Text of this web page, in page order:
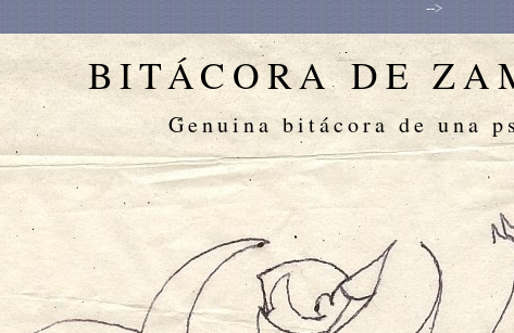
-->
BITÁCORA DE
Genuina bitácora de una